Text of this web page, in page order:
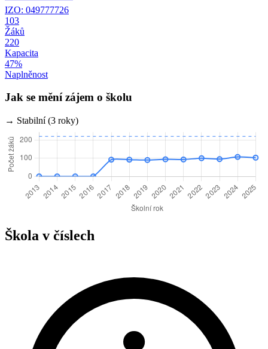
IZO: 049777726
103
Žáků
220
Kapacita
47%
Naplněnost
Jak se mění zájem o školu
→ Stabilní (3 roky)
Škola v číslech